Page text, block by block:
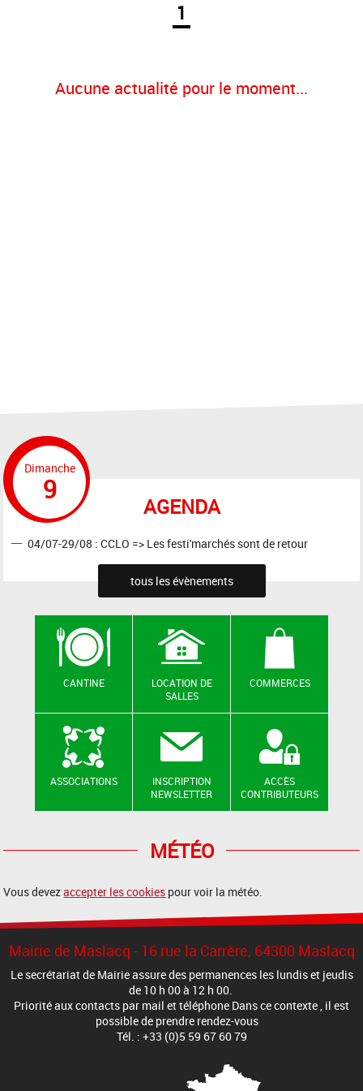
1
Aucune actualité pour le moment...
AGENDA
Dimanche
9
04/07-29/08 : CCLO => Les festi'marchés sont de retour
tous les évènements
CANTINE
LOCATION DE
SALLES
COMMERCES
ASSOCIATIONS
INSCRIPTION
NEWSLETTER
ACCÈS
CONTRIBUTEURS
MÉTÉO
Vous devezaccepter les cookies pour voir la météo.
Mairie de Maslacq - 16 rue la Carrère, 64300 Maslacq
Le secrétariat de Mairie assure des permanences les lundis et jeudis
de 10 h 00 à 12 h 00.
Priorité aux contacts par mail et téléphone Dans ce contexte , il est
possible de prendre rendez-vous
Tél. : +33 (0)5 59 67 60 79